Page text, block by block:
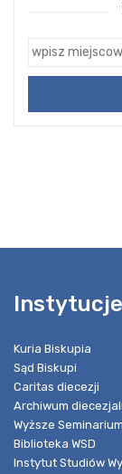
Kuria Biskupia
Sąd Biskupi
Caritas diecezji
Archiwum
Wyższe
Biblioteka WSD
Instytut Studiów